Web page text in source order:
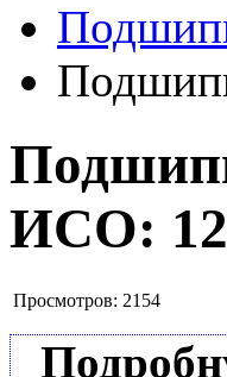
ИСО:
Просмотров: 2154